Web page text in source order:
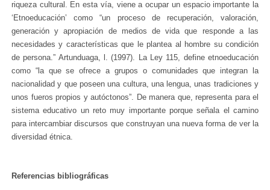
riqueza cultural. En esta vía, viene a ocupar un espacio importante la
‘Etnoeducación’ como “un proceso de recuperación, valoración,
generación y apropiación de medios de vida que responde a las
necesidades y características que le plantea al hombre su condición
de persona.” Artunduaga, l. (1997). La Ley 115, define etnoeducación
como “la que se ofrece a grupos o comunidades que integran la
nacionalidad y que poseen una cultura, una lengua, unas tradiciones y
unos fueros propios y autóctonos”. De manera que, representa para el
sistema educativo un reto muy importante porque señala el camino
para intercambiar discursos que construyan una nueva forma de ver la
diversidad étnica.
Referencias bibliográficas